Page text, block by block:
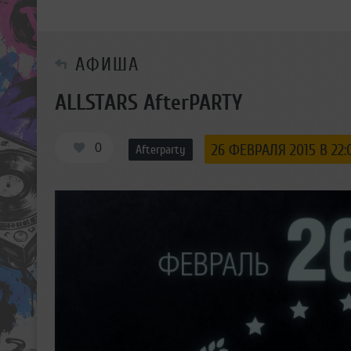
АФИША
ALLSTARS AfterPARTY
0 Afterparty 26 ФЕВРАЛЯ 2015 В